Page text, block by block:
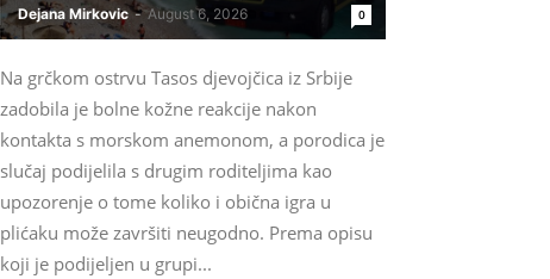
Dejana Mirkovic - August 6, 2026 0
Na grčkom ostrvu Tasos djevojčica iz Srbije
zadobila je bolne kožne reakcije nakon
kontakta s morskom anemonom, a porodica je
slučaj podijelila s drugim roditeljima kao
upozorenje o tome koliko i obična igra u
plićaku može završiti neugodno. Prema opisu
koji je podijeljen u grupi...